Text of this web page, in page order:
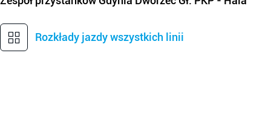
Rozkłady jazdy wszystkich linii